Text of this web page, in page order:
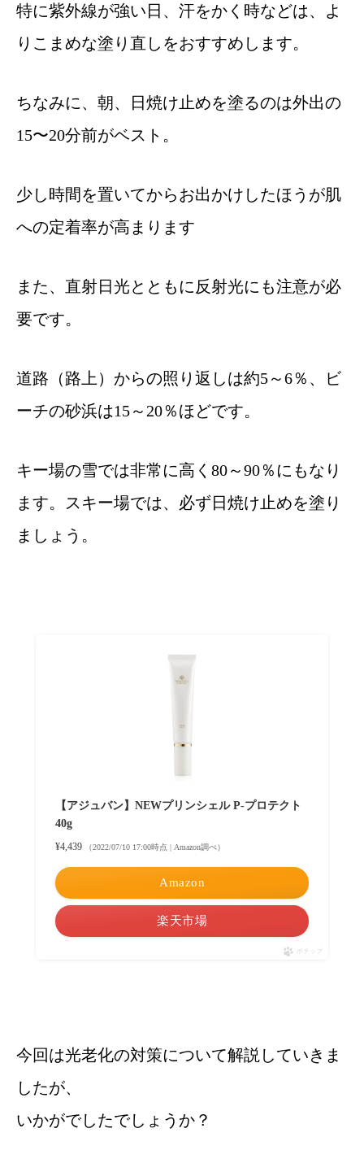
特に紫外線が強い日、汗をかく時などは、よ
りこまめな塗り直しをおすすめします。
ちなみに、朝、日焼け止めを塗るのは外出の
15〜20分前がベスト。
少し時間を置いてからお出かけしたほうが肌
への定着率が高まります
また、直射日光とともに反射光にも注意が必
要です。
道路（路上）からの照り返しは約5～6％、ビ
ーチの砂浜は15～20％ほどです。
キー場の雪では非常に高く80～90％にもなり
ます。スキー場では、必ず日焼け止めを塗り
ましょう。
【アジュバン】NEWプリンシェル P-プロテクト
40g
¥4,439 （2022/07/10 17:00時点 | Amazon調べ）
Amazon
楽天市場
ポチップ
今回は光老化の対策について解説していきま
したが、
いかがでしたでしょうか？